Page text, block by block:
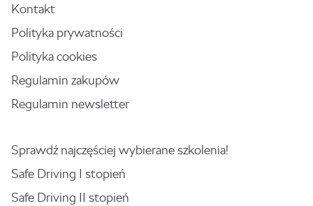
Kontakt
Polityka prywatności
Polityka cookies
Regulamin zakupów
Regulamin newsletter
Sprawdź najczęściej wybierane szkolenia!
Safe Driving I stopień
Safe Driving II stopień